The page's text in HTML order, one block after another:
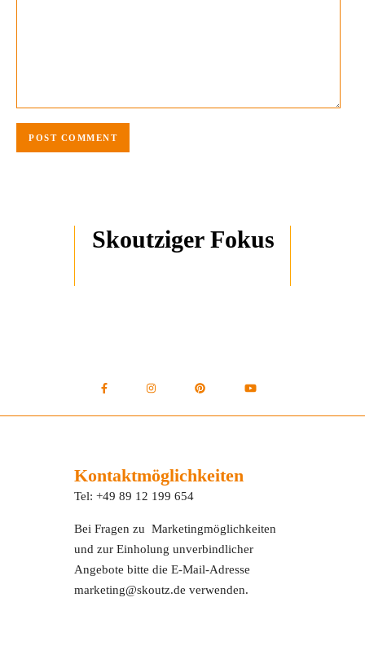
Skoutziger Fokus
Kontaktmöglichkeiten
Tel: +49 89 12 199 654
Bei Fragen zu Marketingmöglichkeiten
und zur Einholung unverbindlicher
Angebote bitte die E-Mail-Adresse
marketing@skoutz.de verwenden.